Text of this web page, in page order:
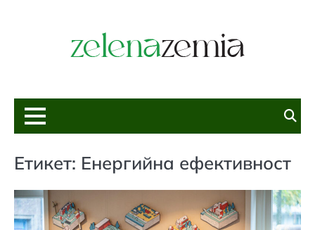
Етикет: Енергийна ефективност